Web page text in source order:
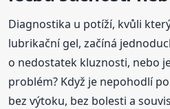
Diagnostika u potíží, kvůli
lubrikační gel, začíná
o nedostatek kluznosti, nebo
problém? Když je nepohodlí
bez výtoku, bez bolesti a